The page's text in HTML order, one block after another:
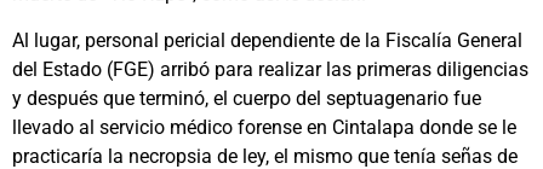
Al lugar, personal pericial dependiente de la Fiscalía General
del Estado (FGE) arribó para realizar las primeras diligencias
y después que terminó, el cuerpo del septuagenario fue
llevado al servicio médico forense en Cintalapa donde se le
practicaría la necropsia de ley, el mismo que tenía señas de